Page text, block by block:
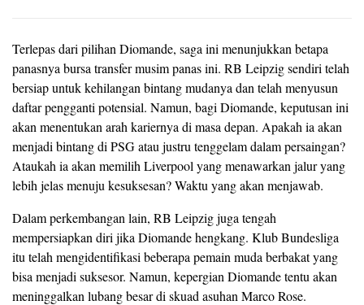
Terlepas dari pilihan Diomande, saga ini menunjukkan betapa
panasnya bursa transfer musim panas ini. RB Leipzig sendiri telah
bersiap untuk kehilangan bintang mudanya dan telah menyusun
daftar pengganti potensial. Namun, bagi Diomande, keputusan ini
akan menentukan arah kariernya di masa depan. Apakah ia akan
menjadi bintang di PSG atau justru tenggelam dalam persaingan?
Ataukah ia akan memilih Liverpool yang menawarkan jalur yang
lebih jelas menuju kesuksesan? Waktu yang akan menjawab.
Dalam perkembangan lain, RB Leipzig juga tengah
mempersiapkan diri jika Diomande hengkang. Klub Bundesliga
itu telah mengidentifikasi beberapa pemain muda berbakat yang
bisa menjadi suksesor. Namun, kepergian Diomande tentu akan
meninggalkan lubang besar di skuad asuhan Marco Rose.